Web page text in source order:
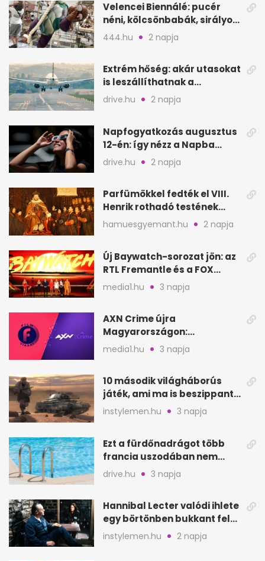
Velencei Biennálé: pucér
néni, kölcsönbabák, sirályok,
és kész a családi program
444.hu 2 napja
Extrém hőség: akár utasokat
is leszállíthatnak a
repülőgépről
drive.hu 2 napja
Napfogyatkozás augusztus
12-én: így nézz a Napba
biztonságosan
drive.hu 2 napja
Parfümökkel fedték el VIII.
Henrik rothadó testének
szagát
hamuesgyemant.hu 2 napja
Új Baywatch-sorozat jön: az
RTL Fremantle és a FOX
készíti
media1.hu 3 napja
AXN Crime újra
Magyarországon:
szeptembertől a Viasat Film
media1.hu 3 napja
10 második világháborús
játék, ami ma is beszippant
a képernyő elé
instylemen.hu 3 napja
Ezt a fürdőnadrágot több
francia uszodában nem
fogadják el
drive.hu 3 napja
Hannibal Lecter valódi ihlete
egy börtönben bukkant fel
Thomas Harrisnek
instylemen.hu 2 napja